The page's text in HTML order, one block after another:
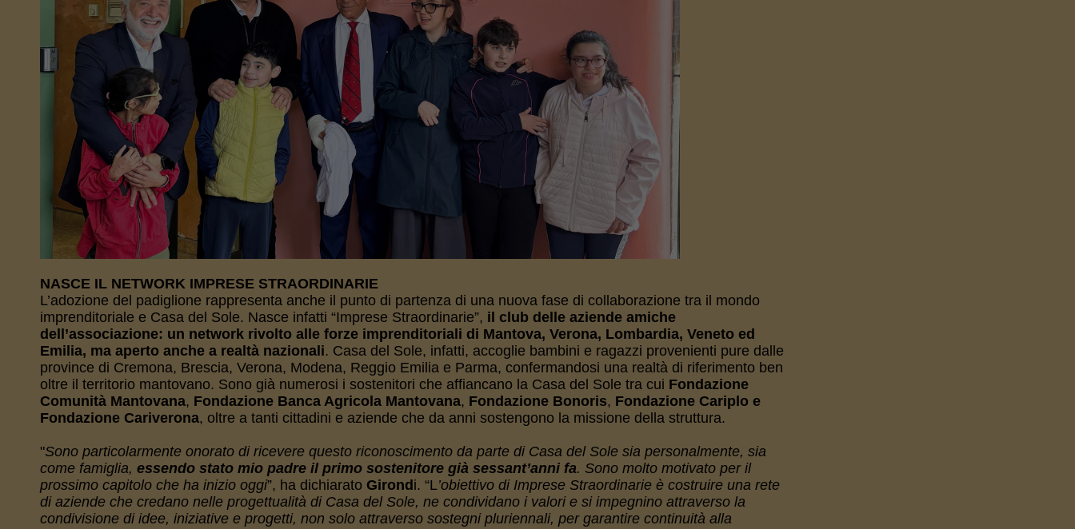
NASCE IL NETWORK IMPRESE STRAORDINARIE
L’adozione del padiglione rappresenta anche il punto di partenza di una nuova fase di collaborazione tra il mondo
imprenditoriale e Casa del Sole. Nasce infatti “Imprese Straordinarie”, il club delle aziende amiche
dell’associazione: un network rivolto alle forze imprenditoriali di Mantova, Verona, Lombardia, Veneto ed
Emilia, ma aperto anche a realtà nazionali. Casa del Sole, infatti, accoglie bambini e ragazzi provenienti pure dalle
province di Cremona, Brescia, Verona, Modena, Reggio Emilia e Parma, confermandosi una realtà di riferimento ben
oltre il territorio mantovano. Sono già numerosi i sostenitori che affiancano la Casa del Sole tra cui Fondazione
Comunità Mantovana, Fondazione Banca Agricola Mantovana, Fondazione Bonoris, Fondazione Cariplo e
Fondazione Cariverona, oltre a tanti cittadini e aziende che da anni sostengono la missione della struttura.
"Sono particolarmente onorato di ricevere questo riconoscimento da parte di Casa del Sole sia personalmente, sia
come famiglia, essendo stato mio padre il primo sostenitore già sessant’anni fa. Sono molto motivato per il
prossimo capitolo che ha inizio oggi”, ha dichiarato Girond i. “L’obiettivo di Imprese Straordinarie è costruire una rete
di aziende che credano nelle progettualità di Casa del Sole, ne condividano i valori e si impegnino attraverso la
condivisione di idee, iniziative e progetti, non solo attraverso sostegni pluriennali, per garantire continuità alla